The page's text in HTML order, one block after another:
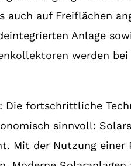
auf Freiflächen
Anlage
werden
fortschrittliche
sinnvoll:
Mit der Nutzung einer